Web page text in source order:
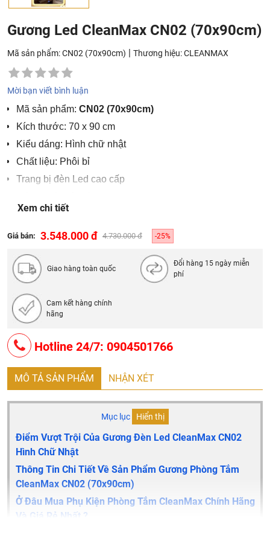
Gương Led CleanMax CN02 (70x90cm)
Mã sản phẩm: CN02 (70x90cm) | Thương hiệu:CLEANMAX
Mời bạn viết bình luận
Mã sản phẩm: CN02 (70x90cm)
Kích thước: 70 x 90 cm
Kiểu dáng: Hình chữ nhật
Chất liệu: Phôi bỉ
Trang bị đèn Led cao cấp
Hãng sản xuất: CleanMax
Công nghệ: Châu Âu
Xem chi tiết
Giá bán: 3.548.000 đ 4.730.000 đ -25%
Giao hàng toàn quốc
Đổi hàng 15 ngày miễn
phí
Cam kết hàng chính
hãng
Hotline 24/7: 0904501766
MÔ TẢ SẢN PHẨM NHẬN XÉT
Mục lục Hiển thị
Điểm Vượt Trội Của Gương Đèn Led CleanMax CN02
Hình Chữ Nhật
Thông Tin Chi Tiết Về Sản Phẩm Gương Phòng Tắm
CleanMax CN02 (70x90cm)
Ở Đâu Mua Phụ Kiện Phòng Tắm CleanMax Chính Hãng
Và Giá Rẻ Nhất ?